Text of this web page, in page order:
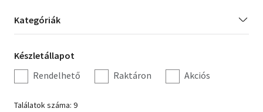
Hobbi, szabadidő
Irodalom
Művészet
Kategória
szűrés
Kategóriák
Készletállapot
szűrés
Készletállapot
Rendelhető
Raktáron Akciós
Találatok száma: 9